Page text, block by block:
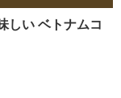
しい ベトナムコ